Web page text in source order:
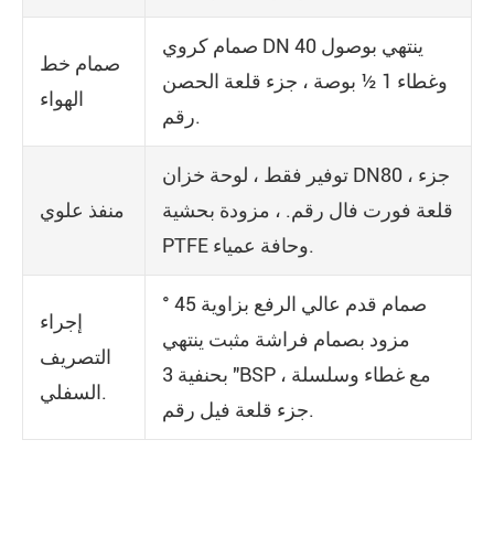
صمام خط
الهواء
صمام كروي DN 40 ينتهي بوصول
وغطاء 1 ½ بوصة ، جزء قلعة الحصن
رقم.
منفذ علوي
توفير فقط ، لوحة خزان DN80 ، جزء
قلعة فورت فال رقم. ، مزودة بحشية
PTFE وحافة عمياء.
إجراء
التصريف
السفلي.
صمام قدم عالي الرفع بزاوية 45 °
مزود بصمام فراشة مثبت ينتهي
بحنفية 3 "BSP مع غطاء وسلسلة ،
جزء قلعة فيل رقم.